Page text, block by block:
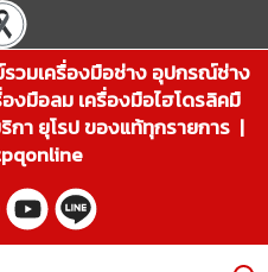
วมเครื่องมือช่าง อุปกรณ์ช่าง
งมือลม เครื่องมือไฮโดรลิคมื
า ยุโรป ของแท้ทุกรายการ |